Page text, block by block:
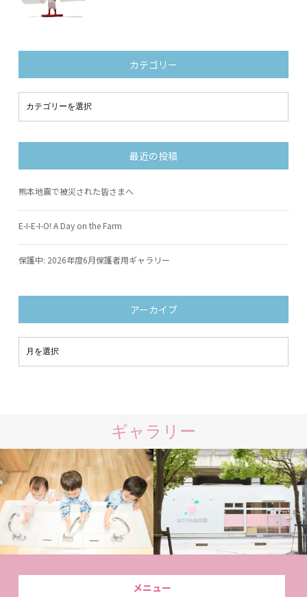
カテゴリー
最近の投稿
熊本地震で被災された皆さまへ
E-I-E-I-O! A Day on the Farm
保護中: 2026年度6月保護者用ギャラリー
アーカイブ
ギャラリー
メニュー